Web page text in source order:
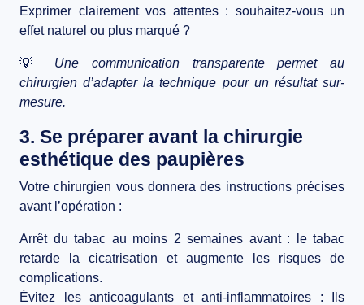
Exprimer clairement vos attentes: souhaitez-vous un
effet naturel ou plus marqué ?
💡 Une communication transparente permet au
chirurgien d’adapter la technique pour un résultat sur-
mesure.
3. Se préparer avant la chirurgie
esthétique des paupières
Votre chirurgien vous donnera des instructions précises
avant l’opération :
Arrêt du tabac au moins 2 semaines avant: le tabac
retarde la cicatrisation et augmente les risques de
complications.
Évitez les anticoagulants et anti-inflammatoires : Ils